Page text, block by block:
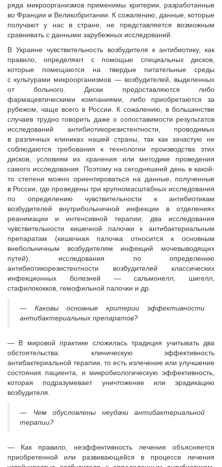
ряда микроорганизмов применимы критерии, разработанные
во Франции и Великобритании. К сожалению, данные, которые
получают у нас в стране, не представляется возможным
сравнивать с данными зарубежных исследований.
В Украине чувствительность возбудителя к антибиотику, как
правило, определяют с помощью специальных дисков,
которые помещаются на твердые питательные среды
с культурами микроорганизмов — возбудителей, выделенных
от больного. Диски предоставляются либо
фармацевтическими компаниями, либо приобретаются за
рубежом, чаще всего в России. К сожалению, в большинстве
случаев трудно говорить даже о сопоставимости результатов
исследований антибиотикорезистентности, проводимых
в различных клиниках нашей страны, так как зачастую не
соблюдаются требования к технологии производства этих
дисков, условиям их хранения или методике проведения
самого исследования. Поэтому на сегодняшний день в какой-
то степени можно ориентироваться на данные, полученные
в России, где проведены три крупномасштабных исследования
по определению чувствительности к антибиотикам
возбудителей внутрибольничной инфекции в отделениях
реанимации и интенсивной терапии; два исследования
чувствительности кишечной палочки к антибактериальным
препаратам (кишечная палочка относится к основным
внебольничным возбудителям инфекций мочевыводящих
путей); исследования по определению
антибиотикорезистентности возбудителей классических
инфекционных болезней — сальмонелл, шигелл,
стафилококков, гемофильной палочки и др.
— Каковы основные критерии эффективности
антибактериальных препаратов?
— В мировой практике сложилась традиция учитывать два
обстоятельства: клиническую эффективность
антибактериальной терапии, то есть излечение или улучшение
состояния пациента, и микробиологическую эффективность,
которая подразумевает уничтожение или эрадикацию
возбудителя.
— Чем обусловлены неудачи антибактериальной
терапии?
— Как правило, неэффективность лечения объясняется
приобретенной или развивающейся в процессе лечения